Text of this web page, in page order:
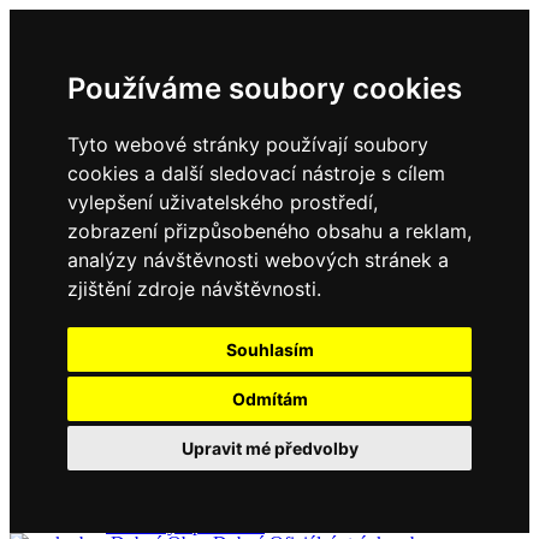
Používáme soubory cookies
Tyto webové stránky používají soubory
cookies a další sledovací nástroje s cílem
vylepšení uživatelského prostředí,
zobrazení přizpůsobeného obsahu a reklam,
analýzy návštěvnosti webových stránek a
zjištění zdroje návštěvnosti.
Souhlasím
Odmítám
Upravit mé předvolby
Domů
Kontakty
Úřední deska
Vyhlášky
Složení zastupitelstva